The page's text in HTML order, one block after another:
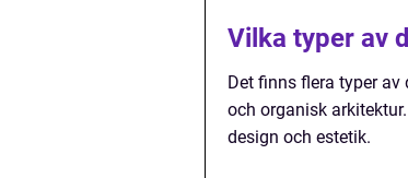
Vilka typer av
Det finns flera typer
och organisk
design och estetik.